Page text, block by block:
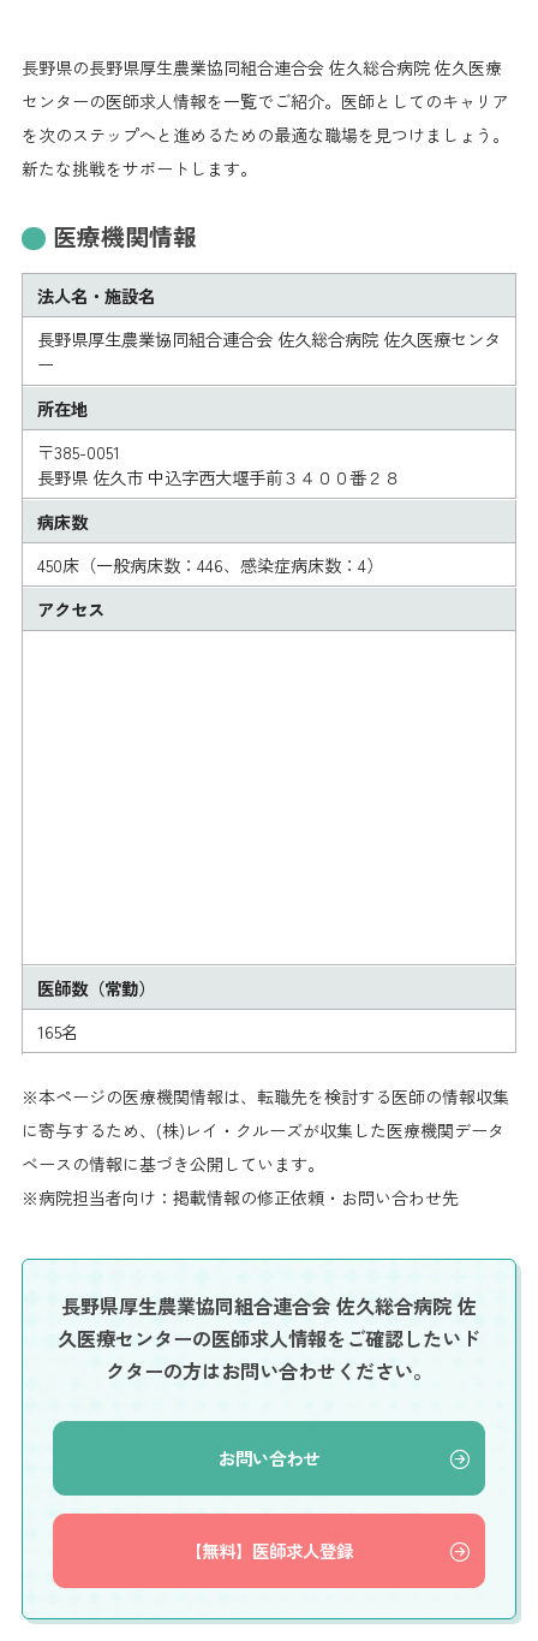
長野県の長野県厚生農業協同組合連合会 佐久総合病院 佐久医療
センターの医師求人情報を一覧でご紹介。医師としてのキャリア
を次のステップへと進めるための最適な職場を見つけましょう。
新たな挑戦をサポートします。
医療機関情報
法人名・施設名
長野県厚生農業協同組合連合会 佐久総合病院 佐久医療センタ
ー
所在地
〒385-0051
長野県 佐久市 中込字西大堰手前３４００番２８
病床数
450床（一般病床数：446、感染症病床数：4）
アクセス
医師数（常勤）
165名
※本ページの医療機関情報は、転職先を検討する医師の情報収集
に寄与するため、(株)レイ・クルーズが収集した医療機関データ
ベースの情報に基づき公開しています。
※病院担当者向け：掲載情報の修正依頼・お問い合わせ先
長野県厚生農業協同組合連合会 佐久総合病院 佐
久医療センターの医師求人情報をご確認したいド
クターの方はお問い合わせください。
お問い合わせ
【無料】医師求人登録